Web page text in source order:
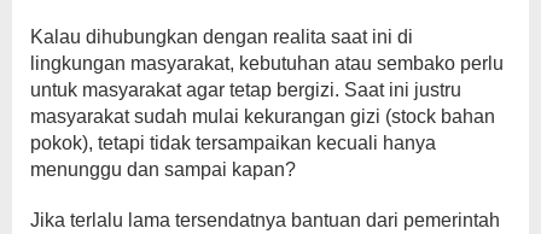
Kalau dihubungkan dengan realita saat ini di
lingkungan masyarakat, kebutuhan atau sembako perlu
untuk masyarakat agar tetap bergizi. Saat ini justru
masyarakat sudah mulai kekurangan gizi (stock bahan
pokok), tetapi tidak tersampaikan kecuali hanya
menunggu dan sampai kapan?
Jika terlalu lama tersendatnya bantuan dari pemerintah